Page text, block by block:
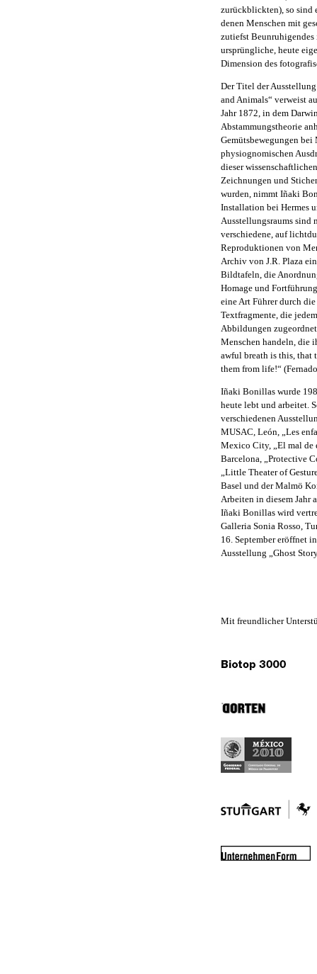
zurückblickten), so sind
denen Menschen mit
zutiefst
ursprüngliche, heute
Dimension des
Der Titel der
and Animals“ verweist
Jahr 1872, in dem
Abstammungstheorie
Gemütsbewegungen
physiognomischen
dieser
Zeichnungen und
wurden, nimmt Iñaki
Installation bei Hermes
Ausstellungsraums sind
verschiedene, auf
Reproduktionen von
Archiv von J.R. Plaza
Bildtafeln, die
Homage und
eine Art Führer durch
Textfragmente, die
Abbildungen
Menschen handeln, die
awful breath is this, that
them from life!“
Iñaki Bonillas wurde
heute lebt und arbeitet.
verschiedenen
MUSAC, León, „Les
Mexico City, „El mal de
Barcelona, „Protective
„Little Theater of
Basel und der Malmö
Arbeiten in diesem Jahr
Iñaki Bonillas wird
Galleria Sonia Rosso,
16. September eröffnet
Ausstellung „Ghost
Mit freundlicher